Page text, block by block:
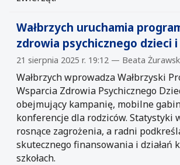
Wałbrzych uruchamia
zdrowia psychicznego dzieci i
21 sierpnia 2025 r. 19:12 — Beata
Wałbrzych wprowadza Wałbrzyski
Wsparcia Zdrowia Psychicznego
obejmujący kampanię, mobilne
konferencje dla rodziców. Statystyki
rosnące zagrożenia, a radni
skutecznego finansowania i działań
szkołach.